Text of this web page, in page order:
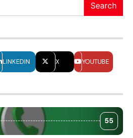
Search
LINKEDIN X YOUTUBE
55